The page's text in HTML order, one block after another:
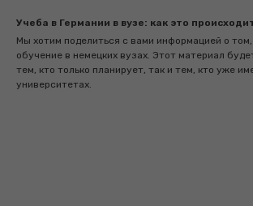
Учеба в Германии в вузе: как это
Мы хотим поделиться с вами информацией о том,
обучение в немецких вузах. Этот материал
тем, кто только планирует, так и тем, кто уже
университетах.